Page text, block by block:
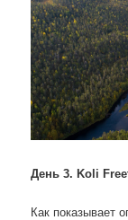
День 3. Koli
Как показывает